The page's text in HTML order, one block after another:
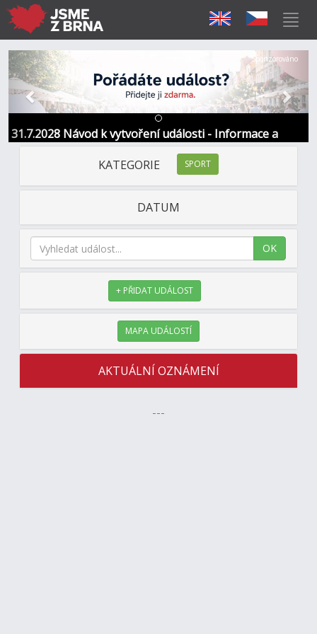
31.7.2028 Návod k vytvoření události - Informace a
kontakt
Předchozí Další
Sponzorováno
KATEGORIE SPORT
DATUM
OK
+ PŘIDAT UDÁLOST
MAPA UDÁLOSTÍ
AKTUÁLNÍ OZNÁMENÍ
---